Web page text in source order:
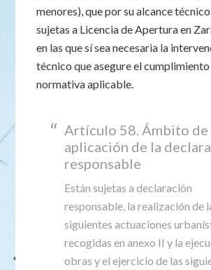
menores), que por su alcance
sujetas a Licencia de Apertura en
en las que sí sea necesaria la
técnico que asegure el cumplimiento
normativa aplicable.
Artículo 58. Ámbito de
aplicación de la
responsable
Están sujetas a declaración
responsable, la realización de
siguientes actuaciones
recogidas en anexo II y la
obras y el ejercicio de las